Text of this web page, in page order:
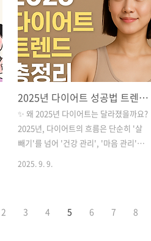
성하는 초등 첫 문해력신문》은 초등학생
자녀를 둔 학부모라면 반드시 주목해야
할 책입니다. ✅ 책 소개제목 : 읽기로 시
작해 쓰기로 완성하는 초등 첫 문해력신
문저자 : 이다희출판사 : 아울북출간일-
초등 첫 문해력 신문 _ 2024년 7월 출간-
초등 첫 문해력 신문 2 _ 2024년 12월 출
간- 초등 첫 문해력 신문 3 _ 2025년 7월
16일 출간👩 저자: 이다희경력: 13년간
초등학교 교직 생활을 하며 수많은 아이
2025년 다이어트 성공법 트렌드 총정리
✨ 왜 2025년 다이어트는 달라졌을까요?
2025년, 다이어트의 흐름은 단순히 '살
빼기'를 넘어 '건강 관리', '마음 관리'까
만드는 방향으로 변화하고 있습니다. 오
2025. 9. 9.
2 3 4 5 6 7 8